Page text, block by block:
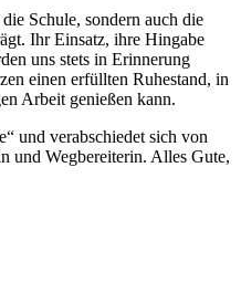
Schule, sondern auch die
Ihr Einsatz, ihre Hingabe
uns stets in Erinnerung
einen erfüllten Ruhestand, in
Arbeit genießen kann.
und verabschiedet sich von
und Wegbereiterin. Alles Gute,